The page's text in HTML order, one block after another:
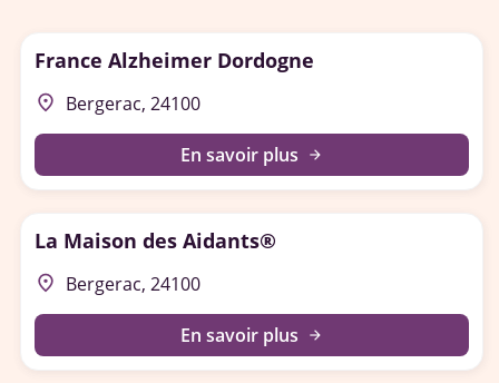
France Alzheimer Dordogne
place Bergerac, 24100
En savoir plus arrow_forward
La Maison des Aidants®
place Bergerac, 24100
En savoir plus arrow_forward